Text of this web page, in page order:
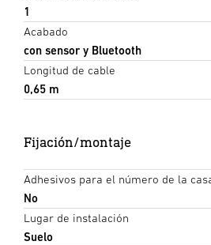
1
Acabado
con sensor y Bluetooth
Longitud de cable
0,65 m
Fijación/montaje
Adhesivos para el número de la
No
Lugar de instalación
Suelo